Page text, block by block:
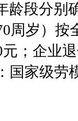
段分别
周岁）
；企业
国家级劳